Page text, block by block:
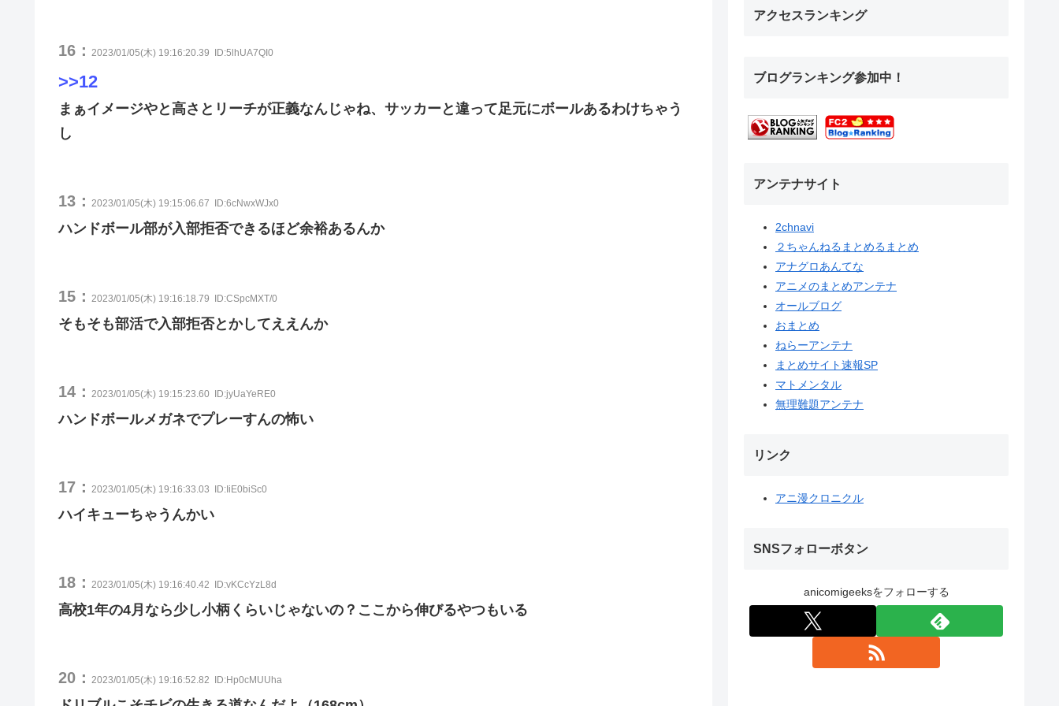
16： 2023/01/05(木) 19:16:20.39 ID:5lhUA7QI0
>>12
まぁイメージやと高さとリーチが正義なんじゃね、サッカーと違って足元にボールあるわけちゃう
し
13： 2023/01/05(木) 19:15:06.67 ID:6cNwxWJx0
ハンドボール部が入部拒否できるほど余裕あるんか
15： 2023/01/05(木) 19:16:18.79 ID:CSpcMXT/0
そもそも部活で入部拒否とかしてええんか
14： 2023/01/05(木) 19:15:23.60 ID:jyUaYeRE0
ハンドボールメガネでプレーすんの怖い
17： 2023/01/05(木) 19:16:33.03 ID:IiE0biSc0
ハイキューちゃうんかい
18： 2023/01/05(木) 19:16:40.42 ID:vKCcYzL8d
高校1年の4月なら少し小柄くらいじゃないの？ここから伸びるやつもいる
20： 2023/01/05(木) 19:16:52.82 ID:Hp0cMUUha
アクセスランキング
ブログランキング参加中！
アンテナサイト
2chnavi
２ちゃんねるまとめるまとめ
アナグロあんてな
アニメのまとめアンテナ
オールブログ
おまとめ
ねらーアンテナ
まとめサイト速報SP
マトメンタル
無理難題アンテナ
リンク
アニ漫クロニクル
SNSフォローボタン
anicomigeeksをフォローする